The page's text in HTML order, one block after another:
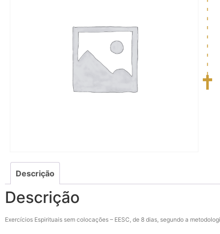
Descrição
Descrição
Exercícios Espirituais sem colocações – EESC, de 8 dias, segundo a